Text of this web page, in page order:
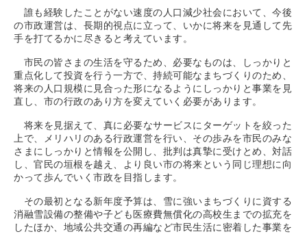
誰も経験したことがない速度の人口減少社会において、今後
の市政運営は、長期的視点に立って、いかに将来を見通して先
手を打てるかに尽きると考えています。
市民の皆さまの生活を守るため、必要なものは、しっかりと
重点化して投資を行う一方で、持続可能なまちづくりのため、
将来の人口規模に見合った形になるようにしっかりと事業を見
直し、市の行政のあり方を変えていく必要があります。
将来を見据えて、真に必要なサービスにターゲットを絞った
上で、メリハリのある行政運営を行い、その歩みを市民のみな
さまにしっかりと情報を公開し、批判は真摯に受けとめ、対話
し、官民の垣根を越え、より良い市の将来という同じ理想に向
かって歩んでいく市政を目指します。
その最初となる新年度予算は、雪に強いまちづくりに資する
消融雪設備の整備や子ども医療費無償化の高校生までの拡充を
したほか、地域公共交通の再編など市民生活に密着した事業を